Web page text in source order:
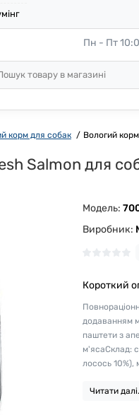
Пн - Пт
корм для собак Вологий
Salmon для
Модель:
Виробник:
Короткий
додаванням
паштети з
м'ясаСклад:
лосось 10%),
Читати